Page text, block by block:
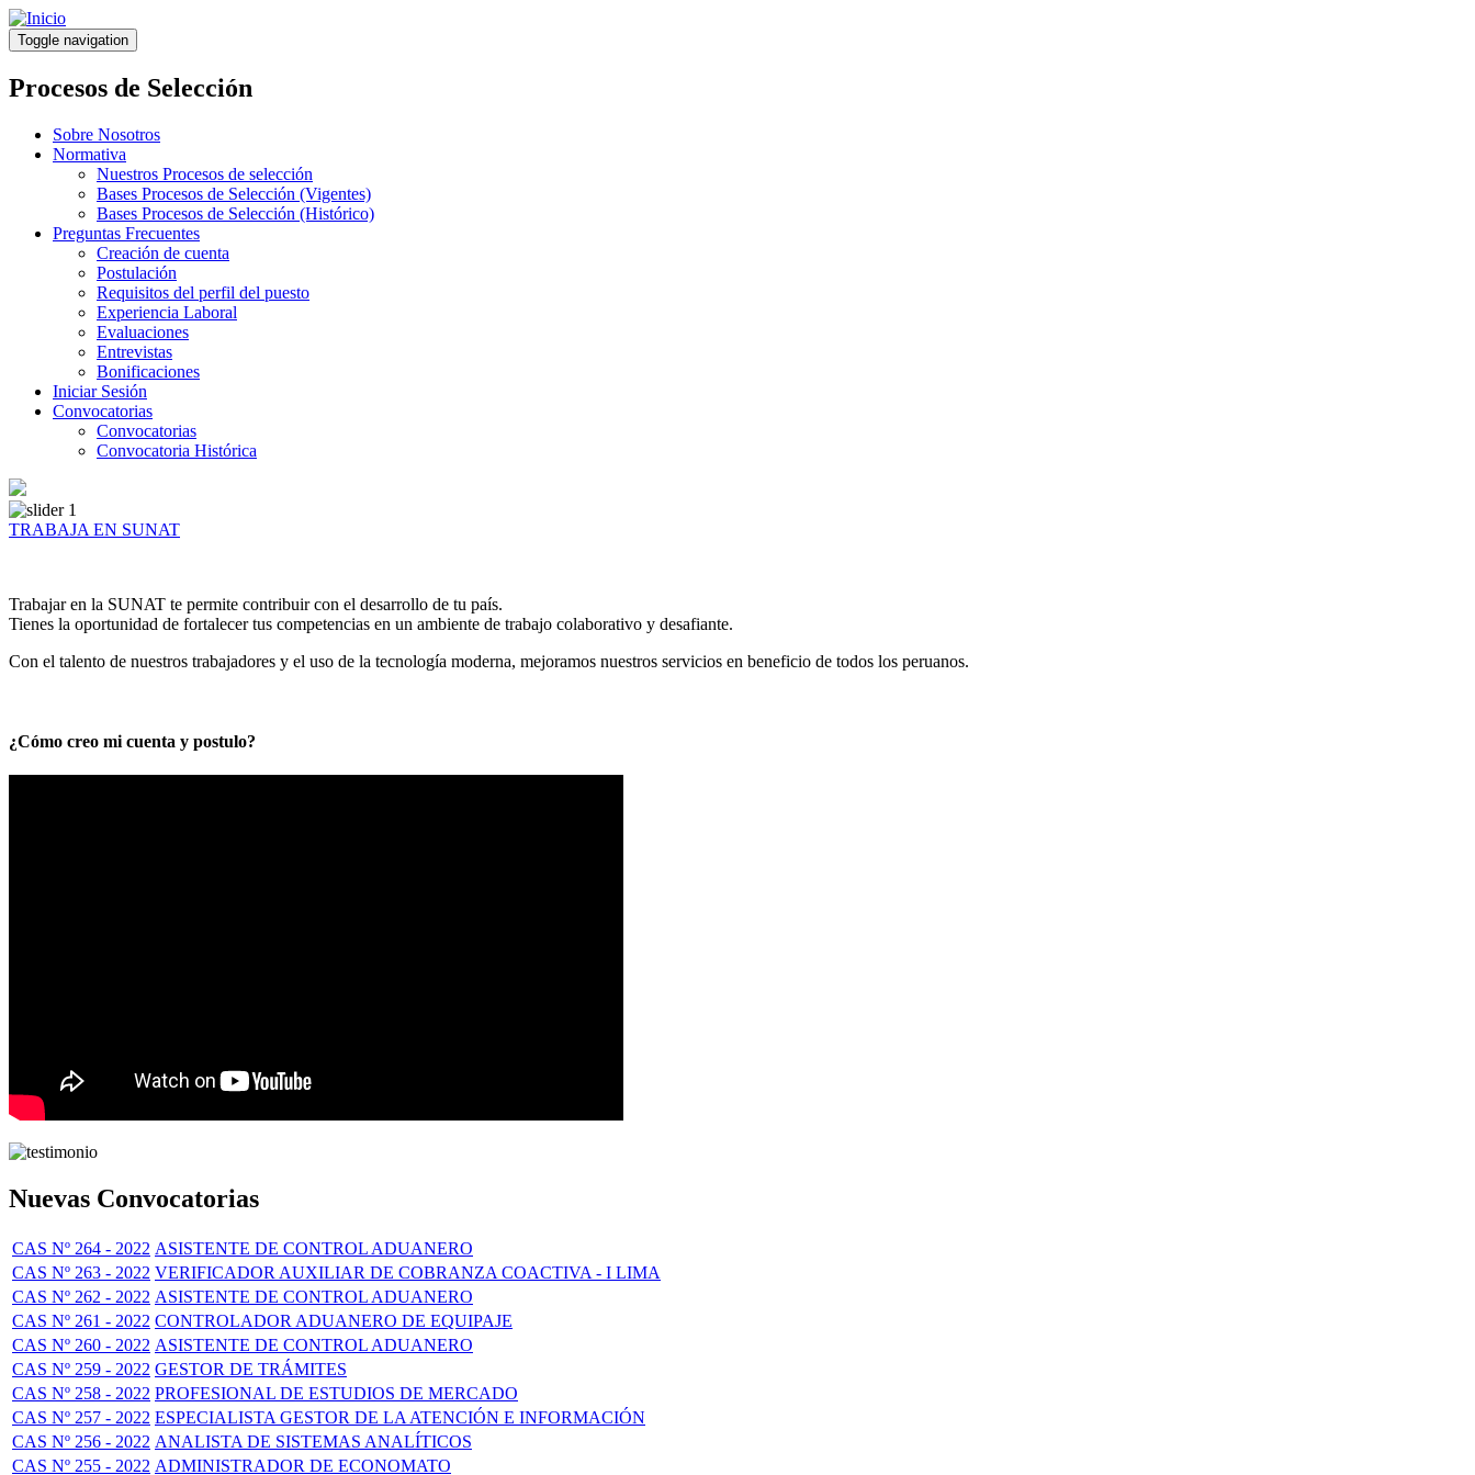
Pasar
al
contenido
principal
Toggle navigation
Procesos de Selección
Sobre Nosotros
Normativa
Nuestros Procesos de selección
Bases Procesos de Selección (Vigentes)
Bases Procesos de Selección (Histórico)
Preguntas Frecuentes
Creación de cuenta
Postulación
Requisitos del perfil del puesto
Experiencia Laboral
Evaluaciones
Entrevistas
Bonificaciones
Iniciar Sesión
Convocatorias
Convocatorias
Convocatoria Histórica
TRABAJA EN SUNAT
Trabajar en la SUNAT te permite contribuir con el desarrollo de tu país.
Tienes la oportunidad de fortalecer tus competencias en un ambiente de trabajo colaborativo y desafiante.
Con el talento de nuestros trabajadores y el uso de la tecnología moderna, mejoramos nuestros servicios en beneficio de todos los peruanos.
¿Cómo creo mi cuenta y postulo?
Nuevas Convocatorias
CAS Nº 264 - 2022 ASISTENTE DE CONTROL ADUANERO
CAS Nº 263 - 2022 VERIFICADOR AUXILIAR DE COBRANZA COACTIVA - I LIMA
CAS Nº 262 - 2022 ASISTENTE DE CONTROL ADUANERO
CAS Nº 261 - 2022 CONTROLADOR ADUANERO DE EQUIPAJE
CAS Nº 260 - 2022 ASISTENTE DE CONTROL ADUANERO
CAS Nº 259 - 2022 GESTOR DE TRÁMITES
CAS Nº 258 - 2022 PROFESIONAL DE ESTUDIOS DE MERCADO
CAS Nº 257 - 2022 ESPECIALISTA GESTOR DE LA ATENCIÓN E INFORMACIÓN
CAS Nº 256 - 2022 ANALISTA DE SISTEMAS ANALÍTICOS
CAS Nº 255 - 2022 ADMINISTRADOR DE ECONOMATO